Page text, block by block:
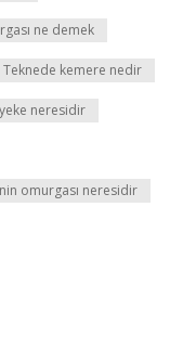
ne demek
Teknede kemere nedir
neresidir
omurgası neresidir